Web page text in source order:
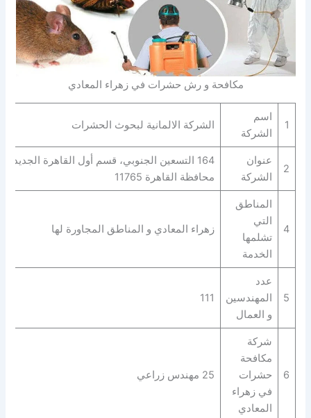
مكافحة و رش حشرات في زهراء المعادي
1
اسم
الشركة
الشركة الالمانية لبحوث الحشرات
2
عنوان
الشركة
164 التسعين الجنوبي، قسم أول القاهرة الجديدة،
محافظة القاهرة‬ 11765
4
المناطق
التي
تشلمها
الخدمة
زهراء المعادي و المناطق المجاورة لها
5
عدد
المهندسين
و العمال
111
6
شركة
مكافحة
حشرات
في زهراء
المعادي
25 مهندس زراعي